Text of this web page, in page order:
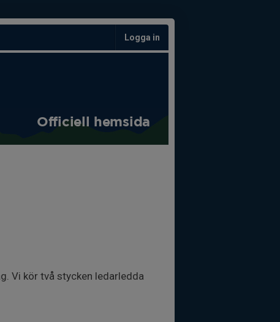
Logga in
Officiell hemsida
Vi kör två stycken ledarledda